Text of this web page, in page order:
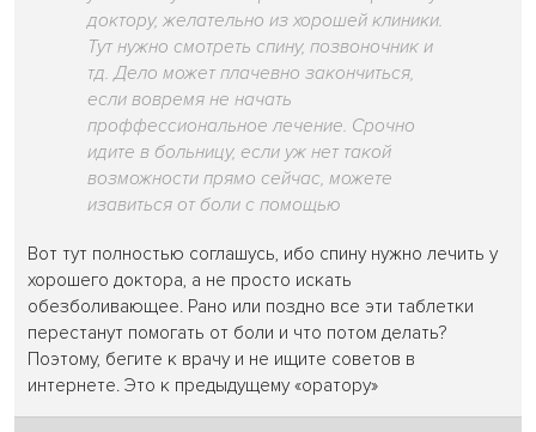
доктору, желательно из хорошей клиники.
Тут нужно смотреть спину, позвоночник и
тд. Дело может плачевно закончиться,
если вовремя не начать
проффессиональное лечение. Срочно
идите в больницу, если уж нет такой
возможности прямо сейчас, можете
изавиться от боли с помощью
Вот тут полностью соглашусь, ибо спину нужно лечить у
хорошего доктора, а не просто искать
обезболивающее. Рано или поздно все эти таблетки
перестанут помогать от боли и что потом делать?
Поэтому, бегите к врачу и не ищите советов в
интернете. Это к предыдущему «оратору»